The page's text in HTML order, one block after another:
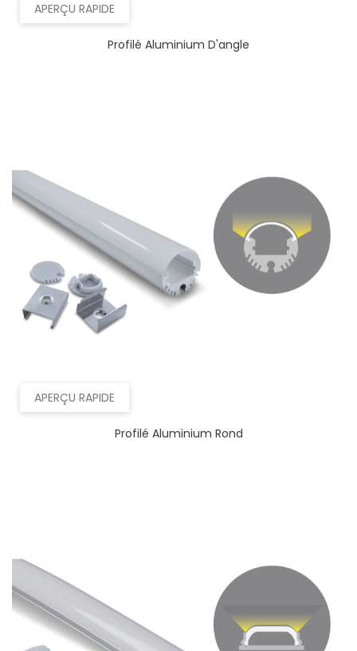
APERÇU RAPIDE
Profilé Aluminium D'angle
APERÇU RAPIDE
Profilé Aluminium Rond